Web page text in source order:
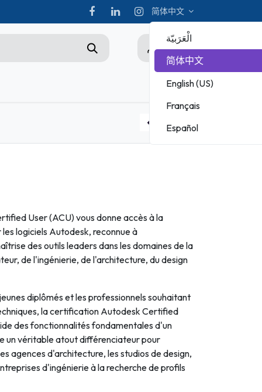
简体中文
الْعَرَبيّة
简体中文
English (US)
Français
Español
User (ACU) vous donne accès à la
logiciels Autodesk, reconnue à
des outils leaders dans les domaines de la
de l'ingénierie, de l'architecture, du design
diplômés et les professionnels souhaitant
la certification Autodesk Certified
des fonctionnalités fondamentales d'un
un véritable atout différenciateur pour
agences d'architecture, les studios de design,
d'ingénierie à la recherche de profils